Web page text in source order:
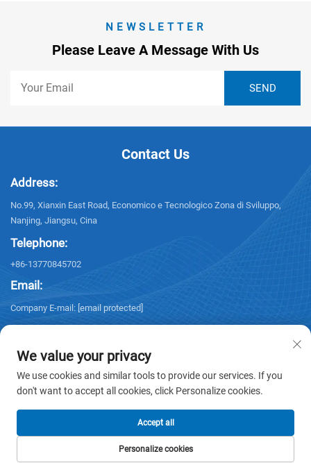
NEWSLETTER
Please Leave A Message With Us
Contact Us
Address:
No.99, Xianxin East Road, Economico e Tecnologico Zona di Sviluppo,
Nanjing, Jiangsu, Cina
Telephone:
+86-13770845702
Email:
Company E-mail: [email protected]
policy
We value your privacy
We use cookies and similar tools to provide our services. If you
don't want to accept all cookies, click Personalize cookies.
Personalize cookies
Accept all